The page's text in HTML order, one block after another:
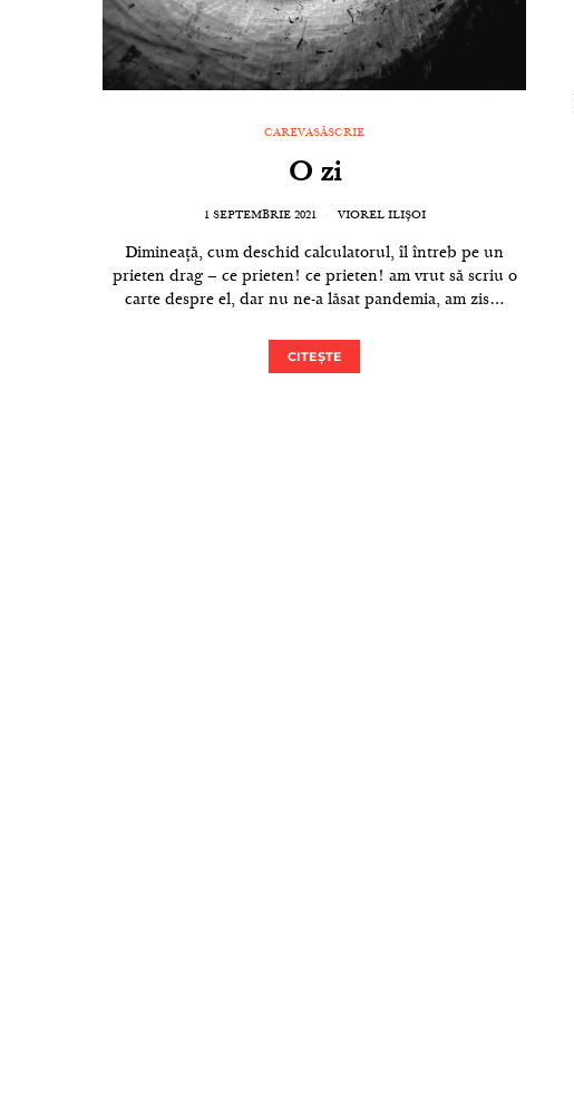
CAREVASĂSCRIE
O zi
1 SEPTEMBRIE 2021 VIOREL ILIȘOI
Dimineață, cum deschid calculatorul, îl întreb pe un
prieten drag – ce prieten! ce prieten! am vrut să scriu o
carte despre el, dar nu ne-a lăsat pandemia, am zis…
CITEȘTE